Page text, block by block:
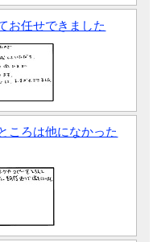
お任せできました
ころは他になかった